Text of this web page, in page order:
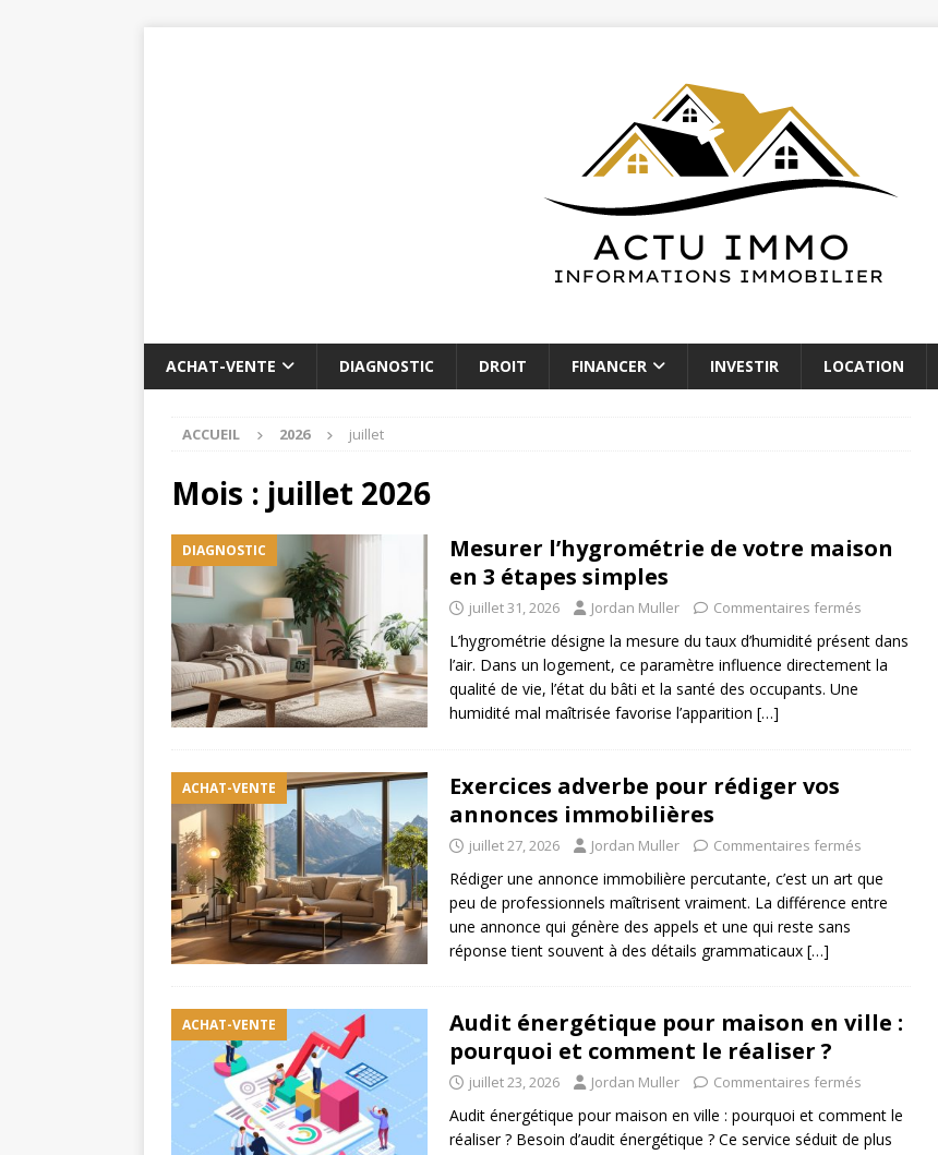
ACHAT-VENTE DIAGNOSTIC DROIT FINANCER INVESTIR LOCATION
ACCUEIL 2026 juillet
Mois : juillet 2026
DIAGNOSTIC
Mesurer l’hygrométrie de votre maison
en 3 étapes simples
juillet 31, 2026 Jordan Muller Commentaires fermés
L’hygrométrie désigne la mesure du taux d’humidité présent dans
l’air. Dans un logement, ce paramètre influence directement la
qualité de vie, l’état du bâti et la santé des occupants. Une
humidité mal maîtrisée favorise l’apparition […]
ACHAT-VENTE
Exercices adverbe pour rédiger vos
annonces immobilières
juillet 27, 2026 Jordan Muller Commentaires fermés
Rédiger une annonce immobilière percutante, c’est un art que
peu de professionnels maîtrisent vraiment. La différence entre
une annonce qui génère des appels et une qui reste sans
réponse tient souvent à des détails grammaticaux […]
ACHAT-VENTE
Audit énergétique pour maison en ville :
pourquoi et comment le réaliser ?
juillet 23, 2026 Jordan Muller Commentaires fermés
Audit énergétique pour maison en ville : pourquoi et comment le
réaliser ? Besoin d’audit énergétique ? Ce service séduit de plus